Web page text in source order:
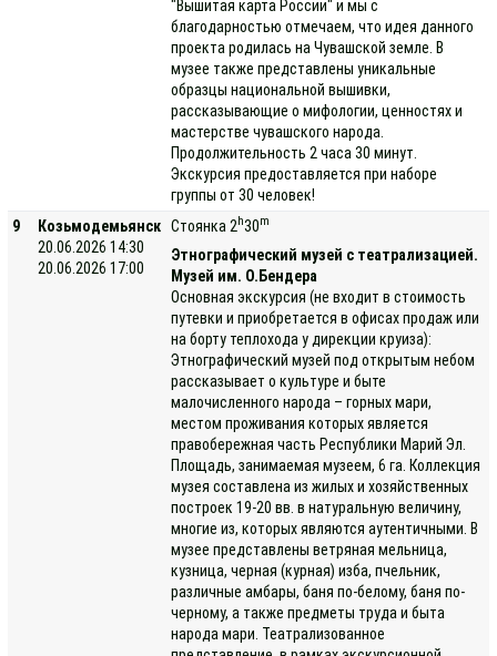
"Вышитая карта России" и мы с
благодарностью отмечаем, что идея данного
проекта родилась на Чувашской земле. В
музее также представлены уникальные
образцы национальной вышивки,
рассказывающие о мифологии, ценностях и
мастерстве чувашского народа.
Продолжительность 2 часа 30 минут.
Экскурсия предоставляется при наборе
группы от 30 человек!
9
Козьмодемьянск
20.06.2026 14:30
20.06.2026 17:00
Стоянка 2 h30m
Этнографический музей с театрализацией.
Музей им. О.Бендера
Основная экскурсия (не входит в стоимость
путевки и приобретается в офисах продаж или
на борту теплохода у дирекции круиза):
Этнографический музей под открытым небом
рассказывает о культуре и быте
малочисленного народа – горных мари,
местом проживания которых является
правобережная часть Республики Марий Эл.
Площадь, занимаемая музеем, 6 га. Коллекция
музея составлена из жилых и хозяйственных
построек 19-20 вв. в натуральную величину,
многие из, которых являются аутентичными. В
музее представлены ветряная мельница,
кузница, черная (курная) изба, пчельник,
различные амбары, баня по-белому, баня по-
черному, а также предметы труда и быта
народа мари. Театрализованное